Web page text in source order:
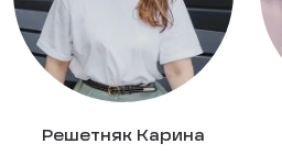
Решетняк Карина